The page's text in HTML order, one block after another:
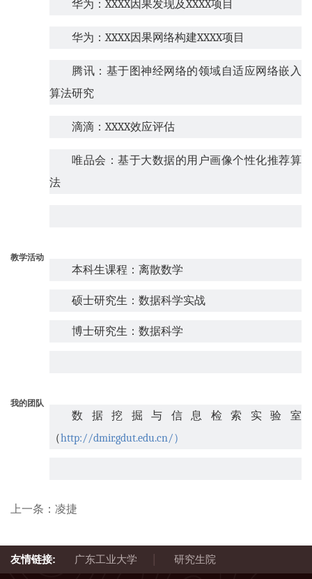
华为： XXXX因果发现及XXXX项目
华为： XXXX因果网络构建XXXX项目
腾讯：基于图神经网络的领域自适应网络嵌入
算法研究
滴滴： XXXX效应评估
唯品会：基于大数据的用户画像个性化推荐算
法
教学活动
本科生课程：离散数学
硕士研究生：数据科学实战
博士研究生：数据科学
我的团队
数据挖掘与信息检索实验室
（http://dmir.gdut.edu.cn/）
上一条： 凌捷
友情链接: 广东工业大学 研究生院